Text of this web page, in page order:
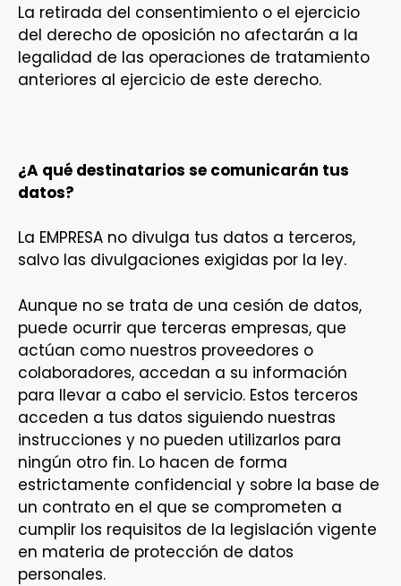
La retirada del consentimiento o el ejercicio
del derecho de oposición no afectarán a la
legalidad de las operaciones de tratamiento
anteriores al ejercicio de este derecho.
¿A qué destinatarios se comunicarán tus
datos?
La EMPRESA no divulga tus datos a terceros,
salvo las divulgaciones exigidas por la ley.
Aunque no se trata de una cesión de datos,
puede ocurrir que terceras empresas, que
actúan como nuestros proveedores o
colaboradores, accedan a su información
para llevar a cabo el servicio. Estos terceros
acceden a tus datos siguiendo nuestras
instrucciones y no pueden utilizarlos para
ningún otro fin. Lo hacen de forma
estrictamente confidencial y sobre la base de
un contrato en el que se comprometen a
cumplir los requisitos de la legislación vigente
en materia de protección de datos
personales.